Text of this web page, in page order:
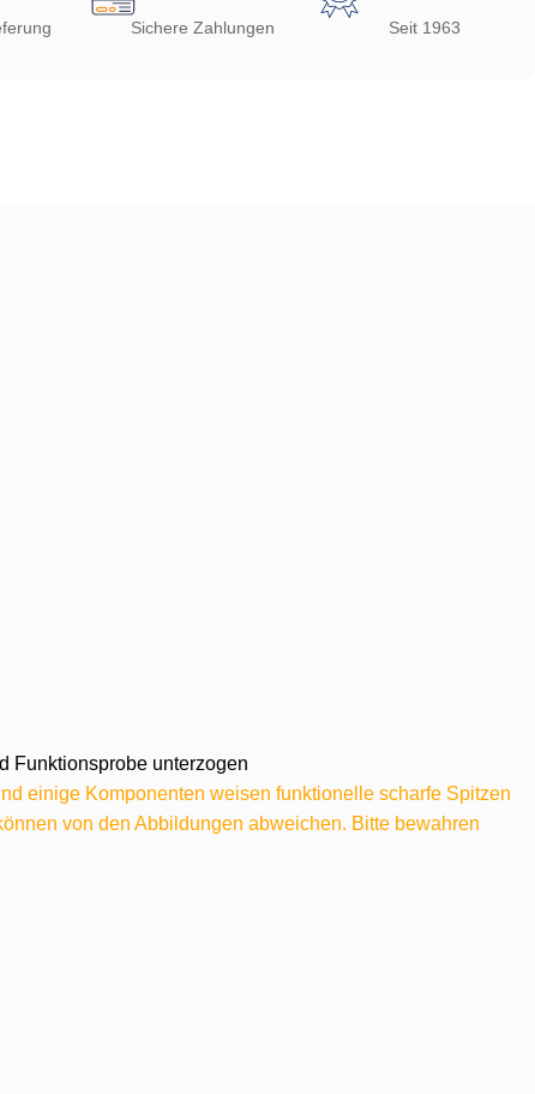
Sichere Zahlungen Seit 1963
Funktionsprobe unterzogen
einige Komponenten weisen funktionelle scharfe Spitzen
von den Abbildungen abweichen. Bitte bewahren